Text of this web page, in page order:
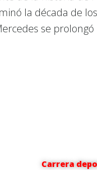
la década de
se
Carrera